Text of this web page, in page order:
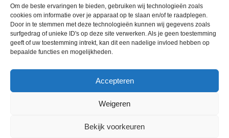
Om de beste ervaringen te bieden, gebruiken wij technologieën zoals
cookies om informatie over je apparaat op te slaan en/of te raadplegen.
Door in te stemmen met deze technologieën kunnen wij gegevens zoals
surfgedrag of unieke ID's op deze site verwerken. Als je geen toestemming
geeft of uw toestemming intrekt, kan dit een nadelige invloed hebben op
bepaalde functies en mogelijkheden.
Accepteren
Weigeren
Bekijk voorkeuren
Wij hebben deze site opgebouwd met informatie vanuit
Wikipedia. Die informatie kan fouten bevatten. Een enkele keer
hebben wij gebruik gemaakt van informatie van boomkwekers.
Altijd is de link naar het betreffende bedrijf aanwezig.
Indien u een fout ontdekt, neem dan contact op met ons via ons
e-mailadres:feedback@park-heidetuin.nl. Met uiteraard wat uw
bevindingen zijn en zo mogelijk wat de juiste informatie is of
waar te vinden. Vast bij voorbaat onze dank.
door ThemeGrill. Powered byWordPress